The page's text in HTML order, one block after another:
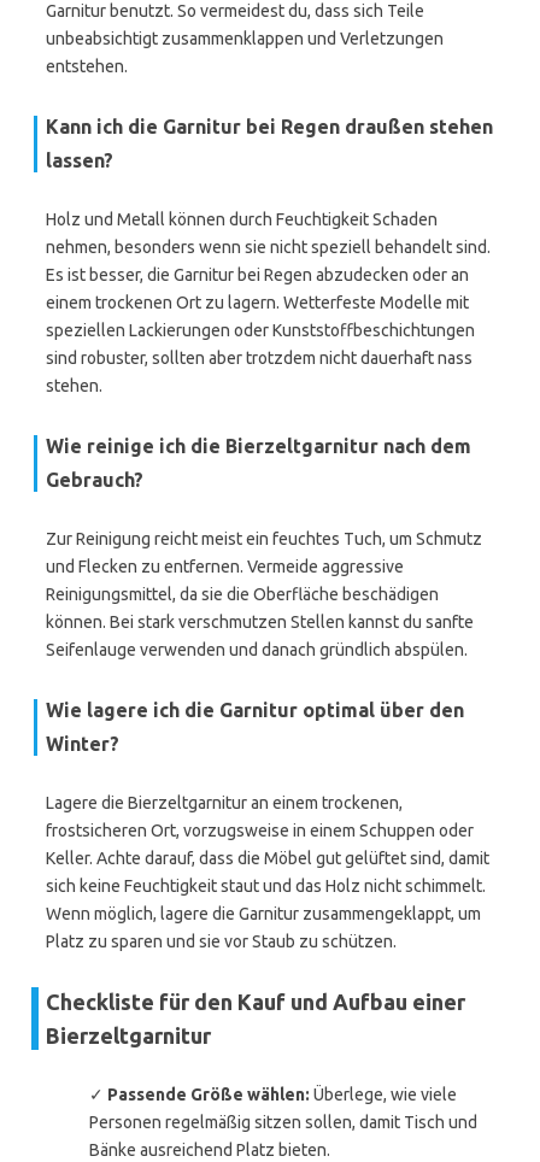
Garnitur benutzt. So vermeidest du, dass sich Teile
unbeabsichtigt zusammenklappen und Verletzungen
entstehen.
Kann ich die Garnitur bei Regen draußen stehen
lassen?
Holz und Metall können durch Feuchtigkeit Schaden
nehmen, besonders wenn sie nicht speziell behandelt sind.
Es ist besser, die Garnitur bei Regen abzudecken oder an
einem trockenen Ort zu lagern. Wetterfeste Modelle mit
speziellen Lackierungen oder Kunststoffbeschichtungen
sind robuster, sollten aber trotzdem nicht dauerhaft nass
stehen.
Wie reinige ich die Bierzeltgarnitur nach dem
Gebrauch?
Zur Reinigung reicht meist ein feuchtes Tuch, um Schmutz
und Flecken zu entfernen. Vermeide aggressive
Reinigungsmittel, da sie die Oberfläche beschädigen
können. Bei stark verschmutzen Stellen kannst du sanfte
Seifenlauge verwenden und danach gründlich abspülen.
Wie lagere ich die Garnitur optimal über den
Winter?
Lagere die Bierzeltgarnitur an einem trockenen,
frostsicheren Ort, vorzugsweise in einem Schuppen oder
Keller. Achte darauf, dass die Möbel gut gelüftet sind, damit
sich keine Feuchtigkeit staut und das Holz nicht schimmelt.
Wenn möglich, lagere die Garnitur zusammengeklappt, um
Platz zu sparen und sie vor Staub zu schützen.
Checkliste für den Kauf und Aufbau einer
Bierzeltgarnitur
✓ Passende Größe wählen: Überlege, wie viele
Personen regelmäßig sitzen sollen, damit Tisch und
Bänke ausreichend Platz bieten.